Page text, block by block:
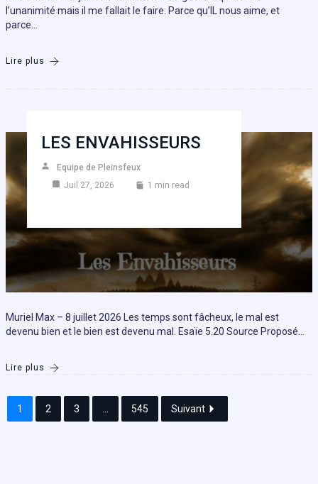
l’unanimité mais il me fallait le faire. Parce qu’IL nous aime, et
parce…
Lire plus
LES ENVAHISSEURS
Equipe de Pleinsfeux
Juil 27, 2026
1 min read
Muriel Max – 8 juillet 2026 Les temps sont fâcheux, le mal est
devenu bien et le bien est devenu mal. Esaïe 5.20 Source Proposé…
Lire plus
1 2 3 545 Suivant